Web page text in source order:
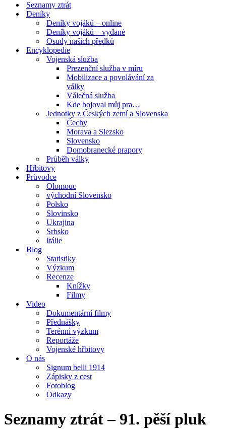
Seznamy ztrát
Deníky
Deníky vojáků – online
Deníky vojáků – vydané
Osudy našich předků
Encyklopedie
Vojenská služba
Prezenční služba v míru
Mobilizace a povolávání za
války
Válečná služba
Kde bojoval můj pra…
Jednotky z Českých zemí a Slovenska
Čechy
Morava a Slezsko
Slovensko
Domobranecké prapory
Průběh války
Hřbitovy
Průvodce
Olomouc
východní Slovensko
Polsko
Slovinsko
Ukrajina
Srbsko
Itálie
Blog
Statistiky
Výzkum
Recenze
Knížky
Filmy
Video
Dokumentární filmy
Přednášky
Terénní výzkum
Reportáže
Vojenské hřbitovy
O nás
Signum belli 1914
Zápisky z cest
Fotoblog
Odkazy
Seznamy ztrát – 91. pěší pluk